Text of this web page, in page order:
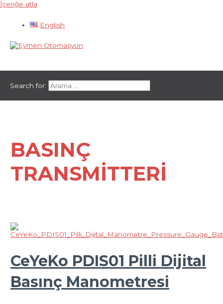
İçeriğe atla
English
Search for:
BASINÇ
TRANSMITTERI
CeYeKo PDIS01 Pilli Dijital
Basınç Manometresi